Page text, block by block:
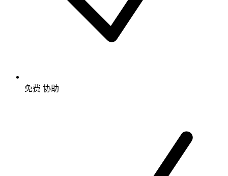
免费 协助